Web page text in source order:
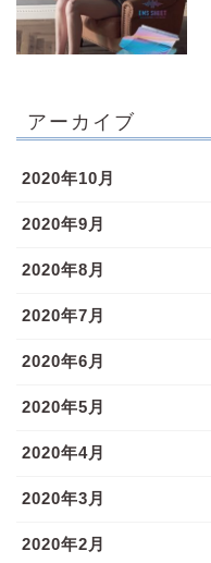
アーカイブ
2020年10月
2020年9月
2020年8月
2020年7月
2020年6月
2020年5月
2020年4月
2020年3月
2020年2月